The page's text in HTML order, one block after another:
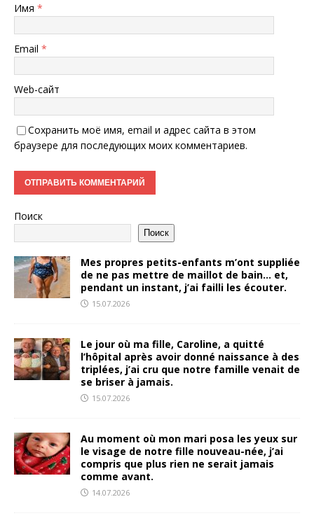
Имя *
Email *
Web-сайт
Сохранить моё имя, email и адрес сайта в этом
браузере для последующих моих комментариев.
Поиск
Поиск
Mes propres petits-enfants m’ont suppliée
de ne pas mettre de maillot de bain… et,
pendant un instant, j’ai failli les écouter.
15.07.2026
Le jour où ma fille, Caroline, a quitté
l’hôpital après avoir donné naissance à des
triplées, j’ai cru que notre famille venait de
se briser à jamais.
15.07.2026
Au moment où mon mari posa les yeux sur
le visage de notre fille nouveau-née, j’ai
compris que plus rien ne serait jamais
comme avant.
14.07.2026